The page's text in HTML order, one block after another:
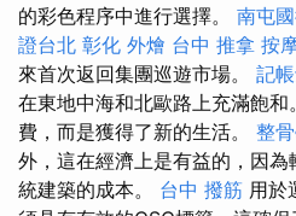
的彩色程序中進行選擇。 南屯
證台北 彰化 外燴 台中 推拿 按
來首次返回集團巡遊市場。 記
在東地中海和北歐路上充滿飽
費，而是獲得了新的生活。 整
外，這在經濟上是有益的，因
統建築的成本。 台中 撥筋 用於